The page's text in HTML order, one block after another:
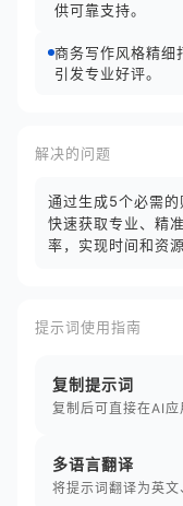
供可靠支持。
商务写作风格精细
引发专业好评。
解决的问题
通过生成5个必需
快速获取专业、精
率，实现时间和资
提示词使用指南
复制提示词
复制后可直接在AI应
多语言翻译
将提示词翻译为英